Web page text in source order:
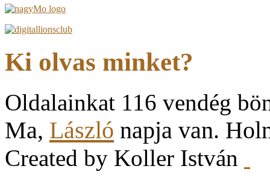
Ki olvas minket?
Oldalainkat 116 vendég
Ma, László napja van.
Created by Koller István